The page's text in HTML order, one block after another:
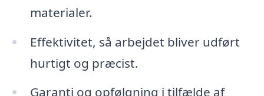
materialer.
Effektivitet, så arbejdet bliver udført
hurtigt og præcist.
Garanti og opfølgning i tilfælde af